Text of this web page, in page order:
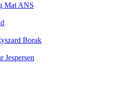
Mat ANS
Borak
Jespersen